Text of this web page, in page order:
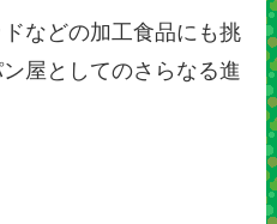
などの加工食品にも挑
屋としてのさらなる進